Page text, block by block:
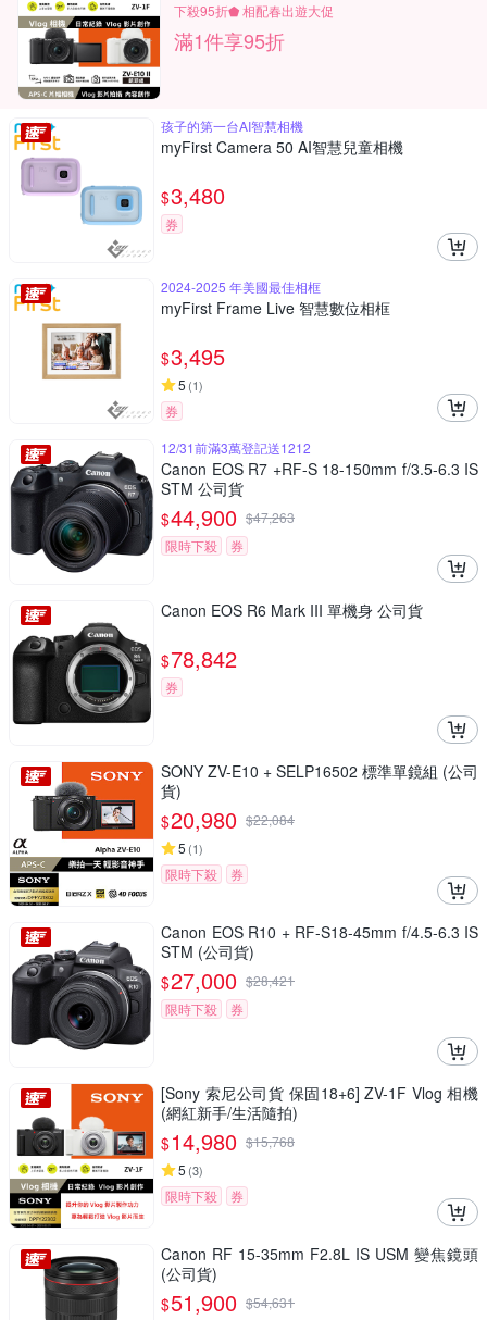
下殺95折⬟ 相配春出遊大促
滿1件享95折
孩子的第一台AI智慧相機
myFirst Camera 50 AI智慧兒童相機
$3,480
券
2024-2025 年美國最佳相框
myFirst Frame Live 智慧數位相框
$3,495
5 (1)
券
12/31前滿3萬登記送1212
Canon EOS R7 +RF-S 18-150mm f/3.5-6.3 IS
STM 公司貨
$44,900 $47,263
限時下殺
券
Canon EOS R6 Mark III 單機身 公司貨
$78,842
券
SONY ZV-E10 + SELP16502 標準單鏡組 (公司
貨)
$20,980 $22,084
5 (1)
限時下殺 券
Canon EOS R10 + RF-S18-45mm f/4.5-6.3 IS
STM (公司貨)
$27,000 $28,421
限時下殺
券
[Sony 索尼公司貨 保固18+6] ZV-1F Vlog 相機
(網紅新手/生活隨拍)
$14,980 $15,768
5 (3)
限時下殺 券
Canon RF 15-35mm F2.8L IS USM 變焦鏡頭
(公司貨)
$51,900 $54,631